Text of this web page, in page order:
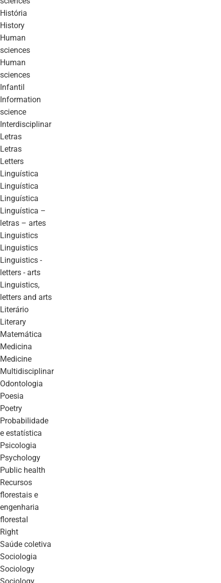
história
history
human
sciences
human
sciences
infantil
information
science
interdisciplinar
letras
letras
letters
linguística
linguística
linguística
linguística –
letras – artes
linguistics
linguistics
linguistics -
letters - arts
linguistics,
letters and arts
literário
literary
matemática
medicina
medicine
multidisciplinar
odontologia
poesia
poetry
probabilidade
e estatística
psicologia
psychology
public health
recursos
florestais e
engenharia
florestal
right
saúde coletiva
sociologia
sociology